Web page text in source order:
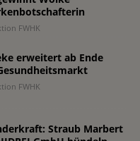
FWHK
erweitert ab Ende
FWHK
Straub Marbert